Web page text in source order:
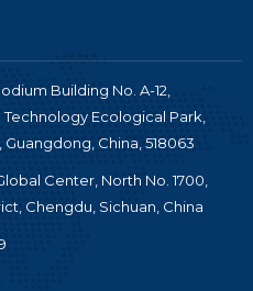
Building No. A-12,
Ecological Park,
China, 518063
Center, North No. 1700,
Chengdu, Sichuan, China